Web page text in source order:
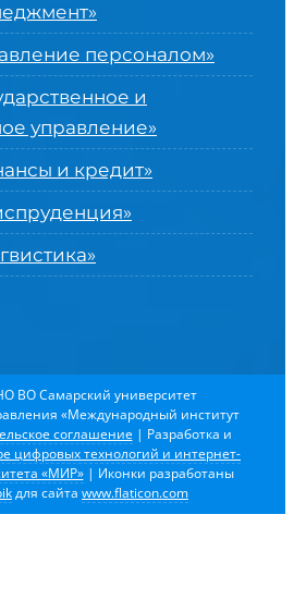
персоналом»
и
управление»
и кредит»
ВО Самарский университет
«Международный институт
соглашение | Разработка и
цифровых технологий и интернет-
«МИР»| Иконки разработаны
для сайта www.flaticon.com